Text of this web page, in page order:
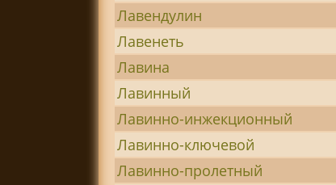
Лавендулин
Лавенеть
Лавина
Лавинный
Лавинно-инжекционный
Лавинно-ключевой
Лавинно-пролетный